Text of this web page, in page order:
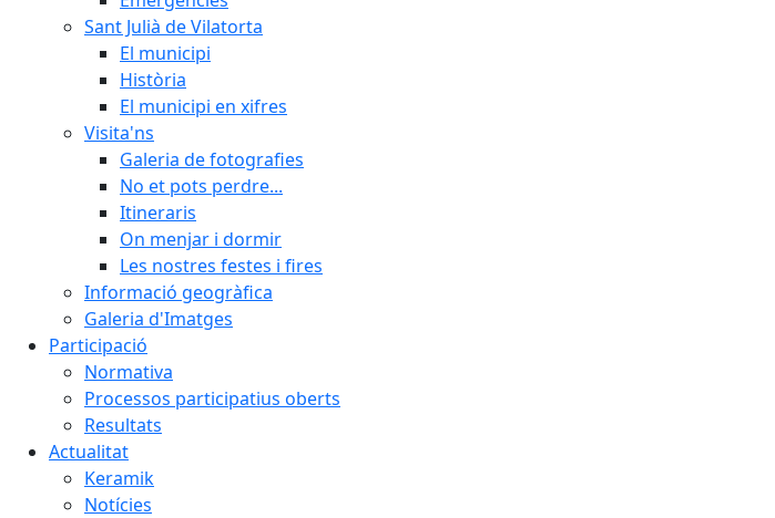
Sant Julià de Vilatorta
El municipi
Història
El municipi en xifres
Visita'ns
Galeria de fotografies
No et pots perdre...
Itineraris
On menjar i dormir
Les nostres festes i fires
Informació geogràfica
Galeria d'Imatges
Participació
Normativa
Processos participatius oberts
Resultats
Actualitat
Keramik
Notícies